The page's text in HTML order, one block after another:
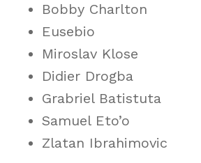
Bobby Charlton
Eusebio
Miroslav Klose
Didier Drogba
Grabriel Batistuta
Samuel Eto’o
Zlatan Ibrahimovic